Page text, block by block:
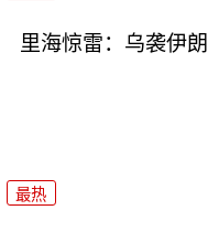
里海惊雷：乌袭伊
最热